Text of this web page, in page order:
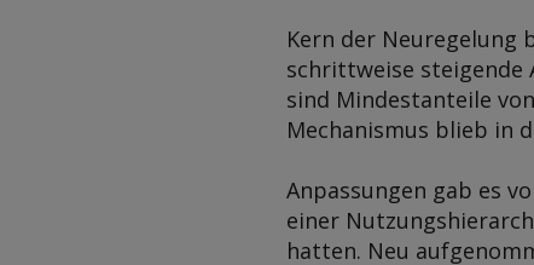
Kern der Neuregelung
schrittweise steigende
sind Mindestanteile von
Mechanismus blieb in
Anpassungen gab es
einer
hatten. Neu